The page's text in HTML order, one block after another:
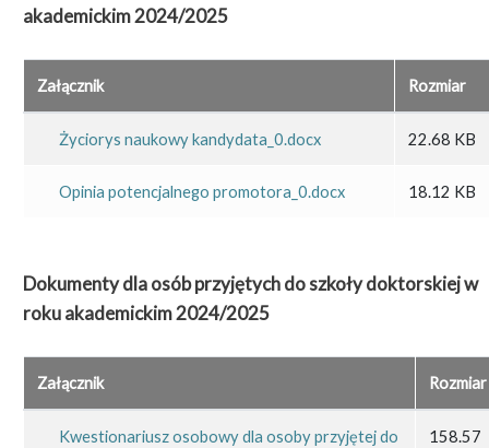
akademickim 2024/2025
Załącznik Rozmiar
Życiorys naukowy kandydata_0.docx 22.68 KB
Opinia potencjalnego promotora_0.docx 18.12 KB
Dokumenty dla osób przyjętych do szkoły doktorskiej w
roku akademickim 2024/2025
Załącznik Rozmiar
Kwestionariusz osobowy dla osoby przyjętej do
158.57